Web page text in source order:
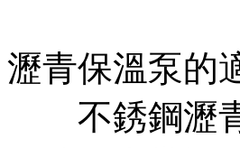
瀝青保溫泵的
不銹鋼瀝青